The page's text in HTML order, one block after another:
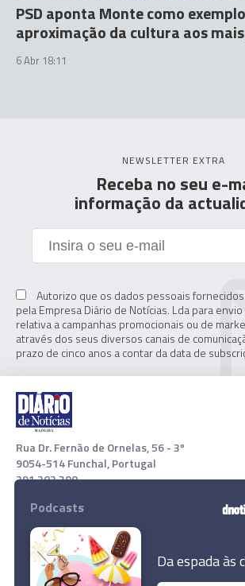
PSD aponta Monte como
aproximação da cultura aos
6 Abr 18:11
NEWSLETTER EXTRA
Receba no seu e-
informação da
Autorizo que os dados pessoais
pela Empresa Diário de Notícias. Lda para
relativa a campanhas promocionais ou de
através dos seus diversos canais de
prazo de cinco anos a contar da data de
Rua Dr. Fernão de Ornelas, 56 - 3º
9054-514 Funchal, Portugal
291 202 300
Download App
Podcasts
Da espada às